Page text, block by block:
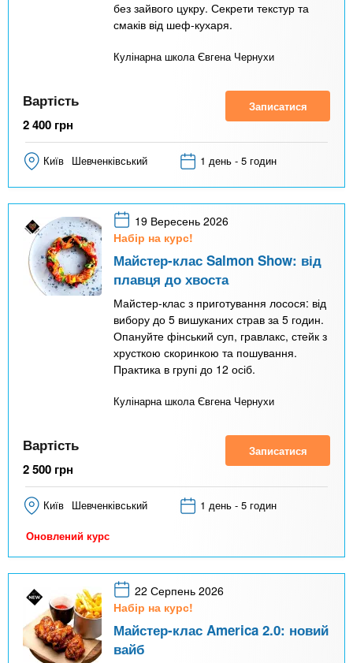
без зайвого цукру. Секрети текстур та
смаків від шеф-кухаря.
Кулінарна школа Євгена Чернухи
Вартість
2 400 грн
Записатися
Київ Шевченківський 1 день - 5 годин
19 Вересень 2026
Набір на курс!
Майстер-клас Salmon Show: від
плавця до хвоста
Майстер-клас з приготування лосося: від
вибору до 5 вишуканих страв за 5 годин.
Опануйте фінський суп, гравлакс, стейк з
хрусткою скоринкою та пошування.
Практика в групі до 12 осіб.
Кулінарна школа Євгена Чернухи
Вартість
2 500 грн
Записатися
Київ Шевченківський 1 день - 5 годин
Оновлений курс
22 Серпень 2026
Набір на курс!
Майстер-клас America 2.0: новий
вайб